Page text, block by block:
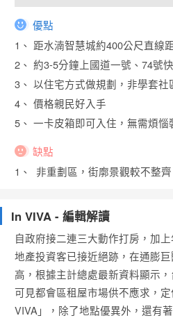
優點
1、 距水湳智慧城約400公尺直線
2、 約3-5分鐘上國道一號、74號
3、 以住宅方式做規劃，非學套社
4、 價格親民好入手
5、 一卡皮箱即可入住，無需煩惱
缺點
1、 非重劃區，街廓景觀較不整齊
In VIVA - 編輯解讀
自政府接二連三大動作打房，加
地產投資客已接近絕跡，在通膨
高，根據主計總處最新資料顯示
可見都會區租屋市場供不應求，
VIVA」，除了地點優異外，還有